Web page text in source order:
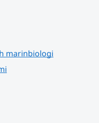
marinbiologi